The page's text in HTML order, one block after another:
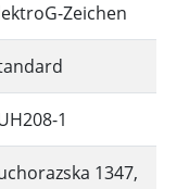
Zeichen
1
1347,